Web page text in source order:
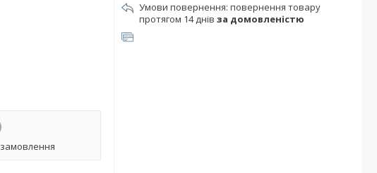
повернення товару
протягом 14 днів за домовленістю